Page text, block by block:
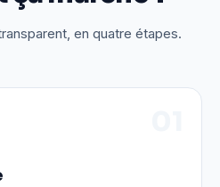
en quatre étapes.